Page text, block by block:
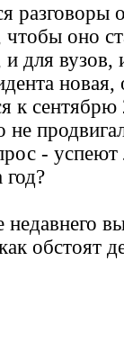
разговоры
оно
для вузов,
новая,
к сентябрю
не
- успеют
год?
обстоят